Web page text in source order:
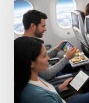
y
United
se
suben
Starlink